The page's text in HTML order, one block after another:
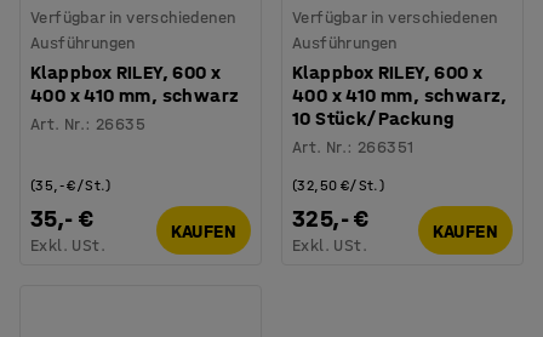
Verfügbar in verschiedenen
Ausführungen
Klappbox RILEY, 600 x
400 x 410 mm, schwarz
Art. Nr.: 26635
35,- €
(35,- €/St.)
Exkl. USt.
KAUFEN
Verfügbar in verschiedenen
Ausführungen
Klappbox RILEY, 600 x
400 x 410 mm, schwarz,
10 Stück/Packung
Art. Nr.: 266351
325,- €
(32,50 €/St.)
Exkl. USt.
KAUFEN